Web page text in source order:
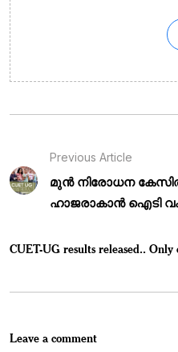
Previous Article
മുൻ നിരോധന
ഹാജരാകാൻ ഐടി
CUET-UG results released..
Leave a comment